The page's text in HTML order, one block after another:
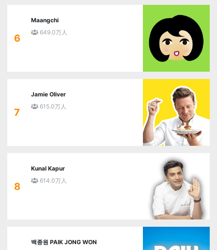
6
Maangchi
649.0万人
7
Jamie Oliver
615.0万人
8
Kunal Kapur
614.0万人
백종원 PAIK JONG WON